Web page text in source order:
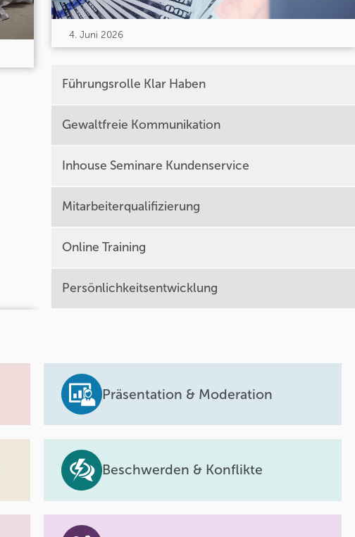
4. Juni 2026
Führungsrolle Klar Haben
Gewaltfreie Kommunikation
Inhouse Seminare Kundenservice
Mitarbeiterqualifizierung
Online Training
Persönlichkeitsentwicklung
Präsentation & Moderation
Beschwerden & Konflikte